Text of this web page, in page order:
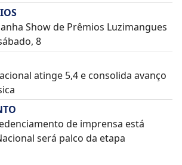
Show de Prêmios Luzimangues
8
atinge 5,4 e consolida avanço
de imprensa está
será palco da etapa